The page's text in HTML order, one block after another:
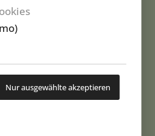
Nur ausgewählte akzeptieren
(...)weiterlesen
transportablen Riesenrädern
(...)weiterlesen